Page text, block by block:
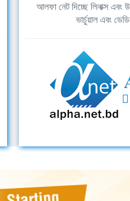
আলফা নেট দিচ্ছে লিনাক্স এবং
ভার্চুয়াল এবং